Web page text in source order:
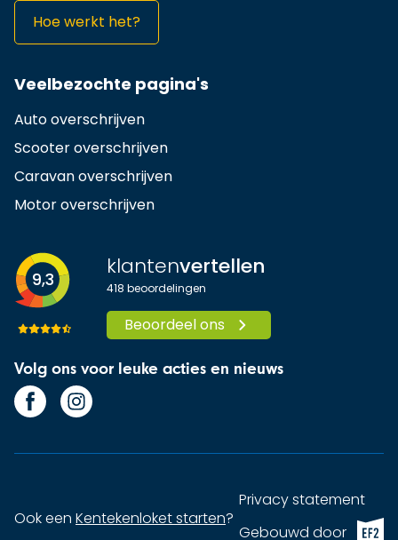
Hoe werkt het?
Veelbezochte pagina's
Auto overschrijven
Scooter overschrijven
Caravan overschrijven
Motor overschrijven
9,3 klantenvertellen
418 beoordelingen
Beoordeel ons
Volg ons voor leuke acties en nieuws
Ook een Kentekenloket starten?
Privacy statement
Gebouwd doorEF2